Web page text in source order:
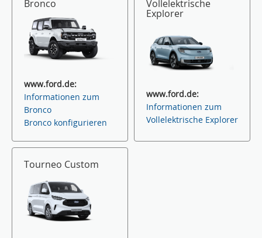
Bronco
www.ford.de:
Informationen zum
Bronco
Bronco konfigurieren
Vollelektrische
Explorer
www.ford.de:
Informationen zum
Vollelektrische Explorer
Tourneo Custom